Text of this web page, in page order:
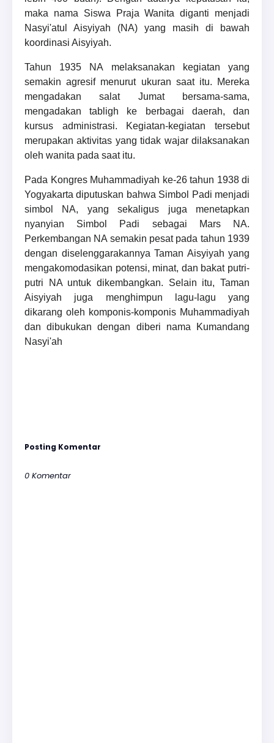
maka nama Siswa Praja Wanita diganti menjadi
Nasyi'atul Aisyiyah (NA) yang masih di bawah
koordinasi Aisyiyah.
Tahun 1935 NA melaksanakan kegiatan yang
semakin agresif menurut ukuran saat itu. Mereka
mengadakan salat Jumat bersama-sama,
mengadakan tabligh ke berbagai daerah, dan
kursus administrasi. Kegiatan-kegiatan tersebut
merupakan aktivitas yang tidak wajar dilaksanakan
oleh wanita pada saat itu.
Pada Kongres Muhammadiyah ke-26 tahun 1938 di
Yogyakarta diputuskan bahwa Simbol Padi menjadi
simbol NA, yang sekaligus juga menetapkan
nyanyian Simbol Padi sebagai Mars NA.
Perkembangan NA semakin pesat pada tahun 1939
dengan diselenggarakannya Taman Aisyiyah yang
mengakomodasikan potensi, minat, dan bakat putri-
putri NA untuk dikembangkan. Selain itu, Taman
Aisyiyah juga menghimpun lagu-lagu yang
dikarang oleh komponis-komponis Muhammadiyah
dan dibukukan dengan diberi nama Kumandang
Nasyi'ah
Posting Komentar
0 Komentar